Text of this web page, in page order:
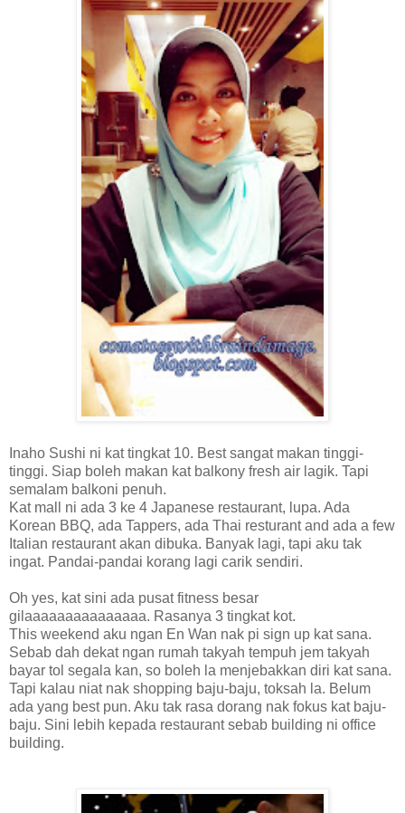
Inaho Sushi ni kat tingkat 10. Best sangat makan tinggi-
tinggi. Siap boleh makan kat balkony fresh air lagik. Tapi
semalam balkoni penuh.
Kat mall ni ada 3 ke 4 Japanese restaurant, lupa. Ada
Korean BBQ, ada Tappers, ada Thai resturant and ada a few
Italian restaurant akan dibuka. Banyak lagi, tapi aku tak
ingat. Pandai-pandai korang lagi carik sendiri.
Oh yes, kat sini ada pusat fitness besar
gilaaaaaaaaaaaaaaa. Rasanya 3 tingkat kot.
This weekend aku ngan En Wan nak pi sign up kat sana.
Sebab dah dekat ngan rumah takyah tempuh jem takyah
bayar tol segala kan, so boleh la menjebakkan diri kat sana.
Tapi kalau niat nak shopping baju-baju, toksah la. Belum
ada yang best pun. Aku tak rasa dorang nak fokus kat baju-
baju. Sini lebih kepada restaurant sebab building ni office
building.